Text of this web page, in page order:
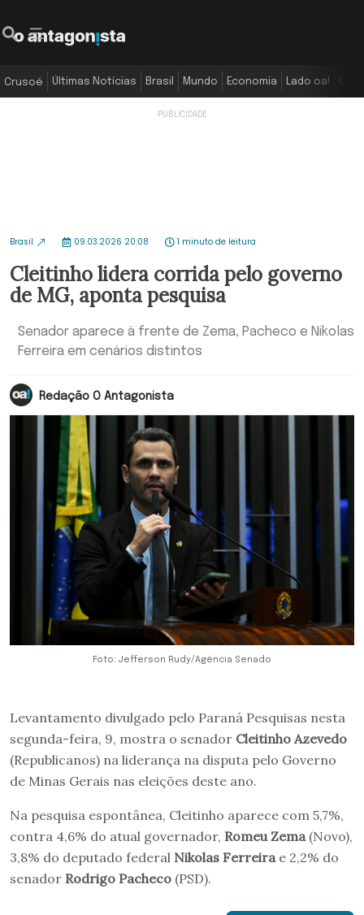
Crusoé Últimas Notícias Brasil Mundo Economia Lado oa!
Brasil 09.03.2026 20:08 1 minuto de leitura
Cleitinho lidera corrida pelo governo
de MG, aponta pesquisa
Senador aparece à frente de Zema, Pacheco e Nikolas
Ferreira em cenários distintos
Redação O Antagonista
Foto: Jefferson Rudy/Agência Senado
Levantamento divulgado pelo Paraná Pesquisas nesta
segunda-feira, 9, mostra o senador Cleitinho Azevedo
(Republicanos) na liderança na disputa pelo Governo
de Minas Gerais nas eleições deste ano.
Na pesquisa espontânea, Cleitinho aparece com 5,7%,
contra 4,6% do atual governador, Romeu Zema (Novo),
3,8% do deputado federal Nikolas Ferreira e 2,2% do
senador Rodrigo Pacheco (PSD).